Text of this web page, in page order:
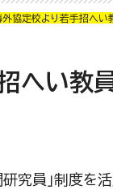
外協定校より若手招へ
へい教
究員」制度を活